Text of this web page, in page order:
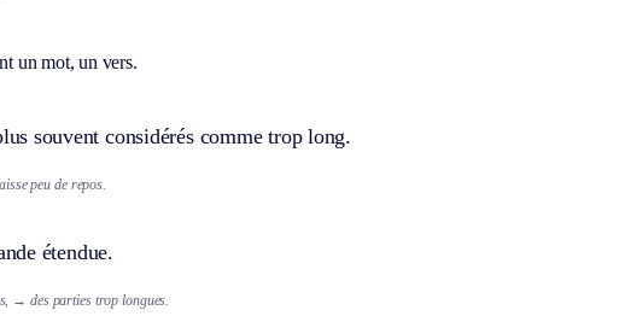
un mot, un vers.
souvent considérés comme trop long.
peu de repos.
étendue.
→ des parties trop longues.